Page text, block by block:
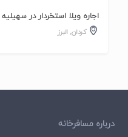
اجاره ویلا استخردار در
کردان, البرز
درباره مسافرخانه